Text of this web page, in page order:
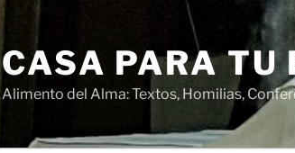
CASA PARA TU
Alimento del Alma: Textos, Homilias,